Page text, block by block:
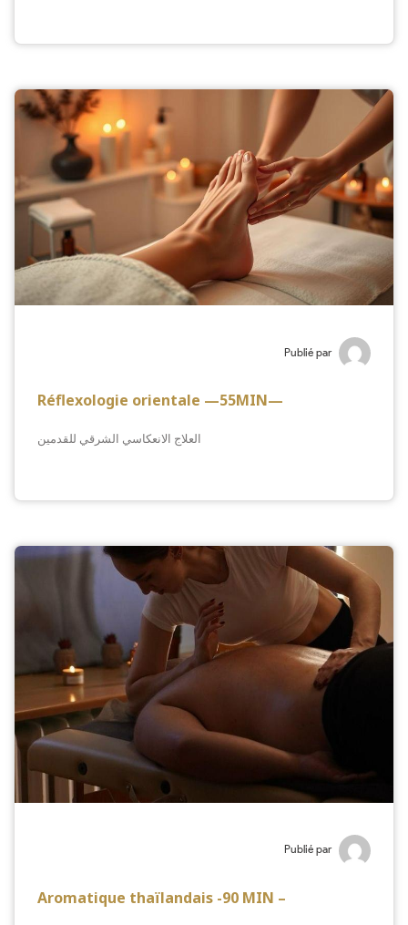
Publié par
Réflexologie orientale —55MIN—
العلاج الانعكاسي الشرقي للقدمين
Publié par
Aromatique thaïlandais -90 MIN –